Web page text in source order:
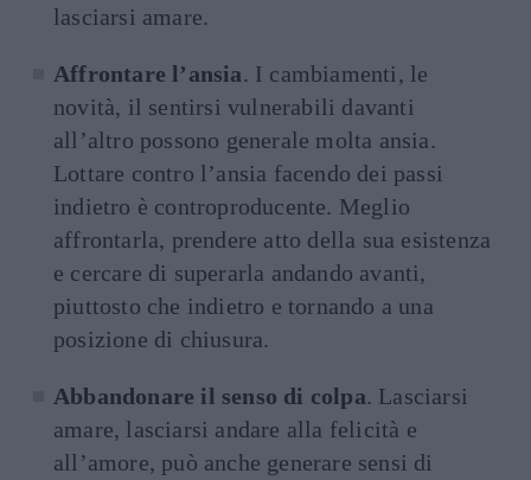
lasciarsi amare.
Affrontare l’ansia. I cambiamenti, le
novità, il sentirsi vulnerabili davanti
all’altro possono generale molta ansia.
Lottare contro l’ansia facendo dei passi
indietro è controproducente. Meglio
affrontarla, prendere atto della sua esistenza
e cercare di superarla andando avanti,
piuttosto che indietro e tornando a una
posizione di chiusura.
Abbandonare il senso di colpa. Lasciarsi
amare, lasciarsi andare alla felicità e
all’amore, può anche generare sensi di